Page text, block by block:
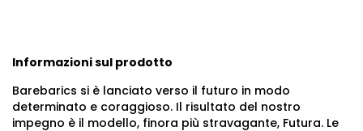
Informazioni sul prodotto
Barebarics si è lanciato verso il futuro in modo
determinato e coraggioso. Il risultato del nostro
impegno è il modello, finora più stravagante, Futura. Le